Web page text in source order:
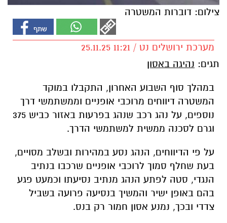
צילום: דוברות המשטרה
מערכת ירושלים נט / 11:21 25.11.25
תגים: נהיגה באסון
במהלך סוף השבוע האחרון, התקבלו במוקד
המשטרה דיווחים מרוכבי אופניים וממשתמשי דרך
נוספים, על נהג רכב שנהג בפרעות באזור כביש 375
וגרם לסכנה ממשית למשתמשי הדרך.
על פי הדיווחים, הנהג נסע במהירות ובשלב מסויים,
בעת שחלף סמוך לרוכבי אופניים שרכבו בנתיב
הנגדי, סטה לפתע הנהג מנתיב נסיעתו וכמעט פגע
בהם באופן ישיר והמשיך בנסיעה פרועה בשביל
צדדי ובכך, נמנע אסון חמור רק בנס.